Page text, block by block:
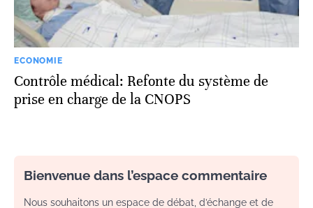
ECONOMIE
Contrôle médical: Refonte du système de
prise en charge de la CNOPS
Bienvenue dans l’espace commentaire
Nous souhaitons un espace de débat, d’échange et de